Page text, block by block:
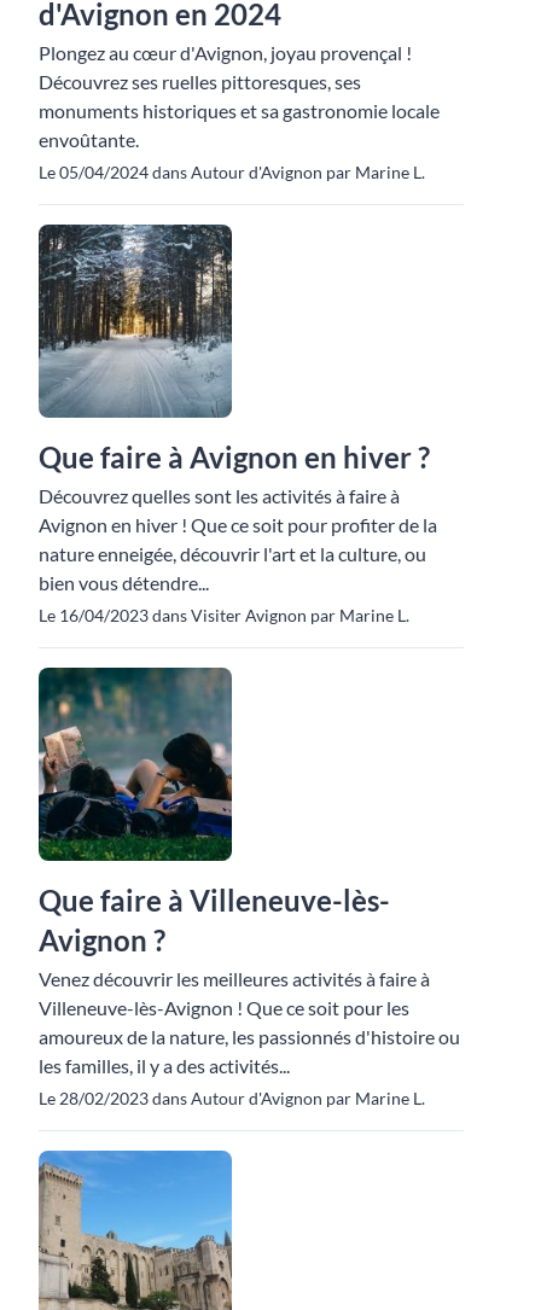
d'Avignon en 2024
Plongez au cœur d'Avignon, joyau provençal !
Découvrez ses ruelles pittoresques, ses
monuments historiques et sa gastronomie locale
envoûtante.
Le 05/04/2024 dans Autour d'Avignon par Marine L.
Que faire à Avignon en hiver ?
Découvrez quelles sont les activités à faire à
Avignon en hiver ! Que ce soit pour profiter de la
nature enneigée, découvrir l'art et la culture, ou
bien vous détendre...
Le 16/04/2023 dans Visiter Avignon par Marine L.
Que faire à Villeneuve-lès-
Avignon ?
Venez découvrir les meilleures activités à faire à
Villeneuve-lès-Avignon ! Que ce soit pour les
amoureux de la nature, les passionnés d'histoire ou
les familles, il y a des activités...
Le 28/02/2023 dans Autour d'Avignon par Marine L.